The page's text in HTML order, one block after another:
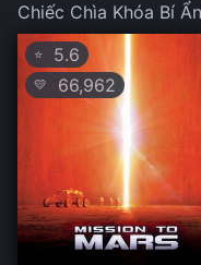
Chiếc Chìa Khóa Bí Ẩn
⭐ 5.6
💛 66,962